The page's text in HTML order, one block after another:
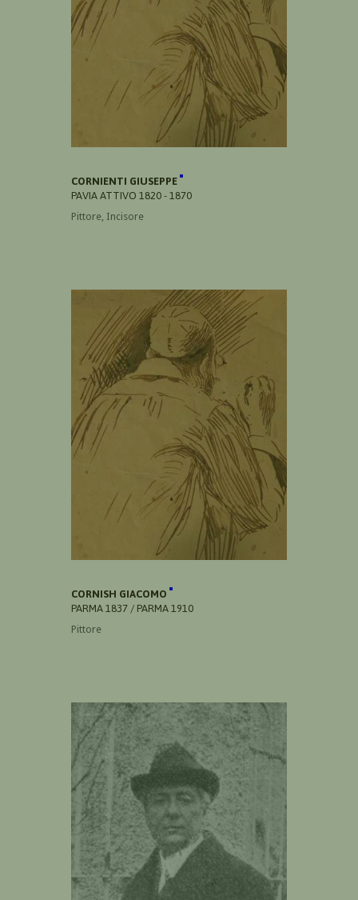
CORNIENTI GIUSEPPE
PAVIA ATTIVO 1820 - 1870
Pittore, Incisore
CORNISH GIACOMO
PARMA 1837 / PARMA 1910
Pittore